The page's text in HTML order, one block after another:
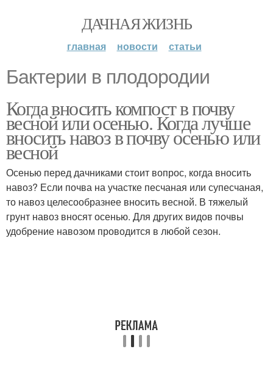
ДАЧНАЯ ЖИЗНЬ
главная новости статьи
Бактерии в плодородии
Когда вносить компост в почву
весной или осенью. Когда лучше
вносить навоз в почву осенью или
весной
Осенью перед дачниками стоит вопрос, когда вносить
навоз? Если почва на участке песчаная или супесчаная,
то навоз целесообразнее вносить весной. В тяжелый
грунт навоз вносят осенью. Для других видов почвы
удобрение навозом проводится в любой сезон.